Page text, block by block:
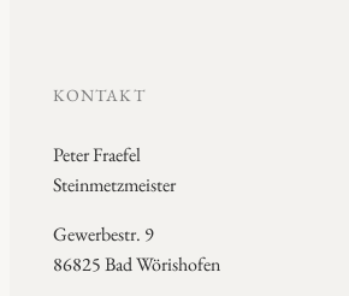
KONTAKT
Peter Fraefel
Steinmetzmeister
Gewerbestr. 9
86825 Bad Wörishofen